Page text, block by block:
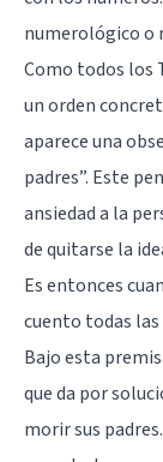
numerológico o
Como todos los
un orden
aparece una
padres”. Este
ansiedad a la
de quitarse la
Es entonces
cuento todas las
Bajo esta
que da por
morir sus